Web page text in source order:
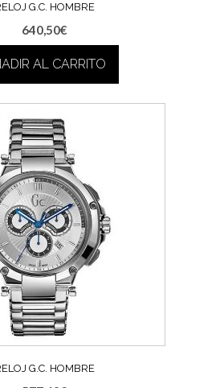
G.C. HOMBRE
640,50€
AL CARRITO
G.C. HOMBRE